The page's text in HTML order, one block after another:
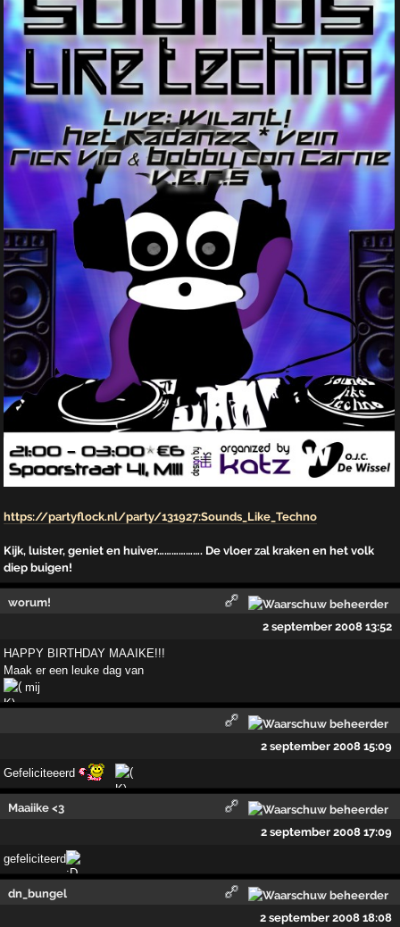
https://partyflock.nl/party/131927:Sounds_Like_Techno
Kijk, luister, geniet en huiver………………. De vloer zal kraken en het volk
diep buigen!
worum!
2 september 2008 13:52
HAPPY BIRTHDAY MAAIKE!!!
Maak er een leuke dag van
mij
2 september 2008 15:09
Gefeliciteeerd
Maaiike <3
2 september 2008 17:09
gefeliciteerd
dn_bungel
2 september 2008 18:08